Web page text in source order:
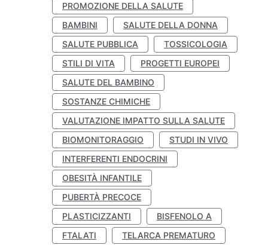
PROMOZIONE DELLA SALUTE
BAMBINI
SALUTE DELLA DONNA
SALUTE PUBBLICA
TOSSICOLOGIA
STILI DI VITA
PROGETTI EUROPEI
SALUTE DEL BAMBINO
SOSTANZE CHIMICHE
VALUTAZIONE IMPATTO SULLA SALUTE
BIOMONITORAGGIO
STUDI IN VIVO
INTERFERENTI ENDOCRINI
OBESITÀ INFANTILE
PUBERTÀ PRECOCE
PLASTICIZZANTI
BISFENOLO A
FTALATI
TELARCA PREMATURO